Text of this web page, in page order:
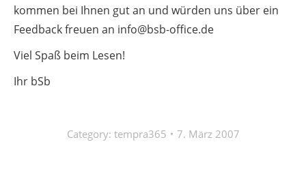
kommen bei Ihnen gut an und würden uns über ein
Feedback freuen an info@bsb-office.de
Viel Spaß beim Lesen!
Ihr bSb
Category: tempra365 7. März 2007